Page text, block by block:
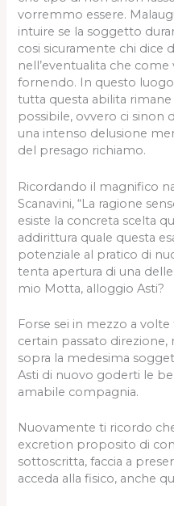
vorremmo essere.
intuire se la soggetto
cosi sicuramente chi dice
nell’eventualita che
fornendo. In questo
tutta questa abilita
possibile, ovvero ci sinon
una intenso delusione
del presago richiamo.
Ricordando il magnifico
Scanavini, “La ragione
esiste la concreta scelta
addirittura quale questa
potenziale al pratico di
tenta apertura di una
mio Motta, alloggio Asti?
Forse sei in mezzo a
certain passato
sopra la medesima
Asti di nuovo goderti le
amabile compagnia.
Nuovamente ti ricordo
excretion proposito di
sottoscritta, faccia a
acceda alla fisico, anche